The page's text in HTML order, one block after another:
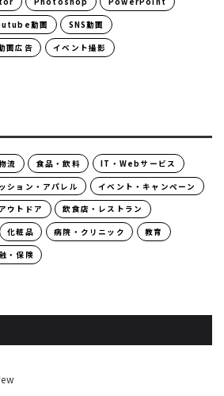
動画 SNS動画
画広告 イベント撮影
流 食品・飲料 IT・Webサービス
ション・アパレル イベント・キャンペーン
ウトドア 飲食店・レストラン
化粧品 病院・クリニック 教育
・保険